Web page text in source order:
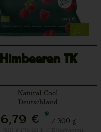
Himbeeren TK
Natural Cool
Deutschland
6,79 € * / 300 g